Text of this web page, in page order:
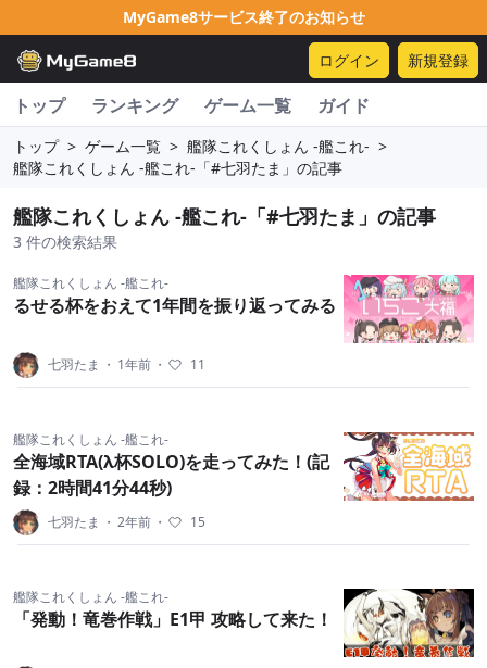
MyGame8サービス終了のお知らせ
ログイン 新規登録
トップ ランキング ゲーム一覧 ガイド
トップ > ゲーム一覧 > 艦隊これくしょん -艦これ- >
艦隊これくしょん -艦これ-「#七羽たま」の記事
艦隊これくしょん -艦これ-「#七羽たま」の記事
3 件の検索結果
艦隊これくしょん -艦これ-
るせる杯をおえて1年間を振り返ってみる
七羽たま ・ 1年前 ・ 11
艦隊これくしょん -艦これ-
全海域RTA(λ杯SOLO)を走ってみた！(記
録：2時間41分44秒)
七羽たま ・ 2年前 ・ 15
艦隊これくしょん -艦これ-
「発動！竜巻作戦」E1甲 攻略して来た！